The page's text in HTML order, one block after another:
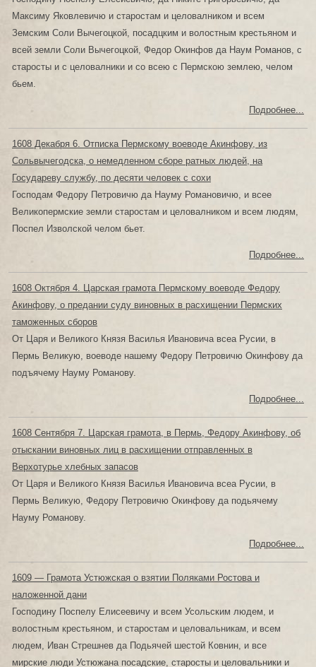
Максиму Яковлевичю и старостам и целовалником и всем
Земским Соли Вычегоцкой, посадцким и волостным крестьяном и
всей земли Соли Вычегоцкой, Федор Окинфов да Наум Романов, с
старосты и с целовалники и со всею с Пермскою землею, челом
бьем.
Подробнее...
1608 Декабря 6. Отписка Пермскому воеводе Акинфову, из
Сольвычегодска, о немедленном сборе ратных людей, на
Государеву службу, по десяти человек с сохи
Господам Федору Петровичю да Науму Романовичю, и всее
Великопермские земли старостам и целовалником и всем людям,
Поспел Изволской челом бьет.
Подробнее...
1608 Октября 4. Царская грамота Пермскому воеводе Федору
Акинфову, о предании суду виновных в расхищении Пермских
таможенных сборов
От Царя и Великого Князя Василья Ивановича всеа Русии, в
Пермь Великую, воеводе нашему Федору Петровичю Окинфову да
подъячему Науму Романову.
Подробнее...
1608 Сентября 7. Царская грамота, в Пермь, Федору Акинфову, об
отыскании виновных лиц в расхищении отправленных в
Верхотурье хлебных запасов
От Царя и Великого Князя Василья Ивановича всеа Русии, в
Пермь Великую, Федору Петровичю Окинфову да подьячему
Науму Романову.
Подробнее...
1609 — Грамота Устюжская о взятии Поляками Ростова и
наложенной дани
Господину Поспелу Елисеевичу и всем Усольским людем, и
волостным крестьяном, и старостам и целовальникам, и всем
людем, Иван Стрешнев да Подьячей шестой Ковнин, и все
мирские люди Устюжана посадские, старосты и целовальники и